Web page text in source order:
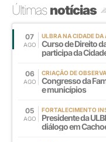
Últimasnotícias
07
AGO
ULBRA NA CIDADE DA
Curso de Direito
participa da
06
AGO
CRIAÇÃO DE
Congresso da
e municípios
05
AGO
FORTALECIMENTO
Presidente da
diálogo em